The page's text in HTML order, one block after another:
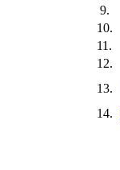
9.
10.
11.
12.
13.
14.